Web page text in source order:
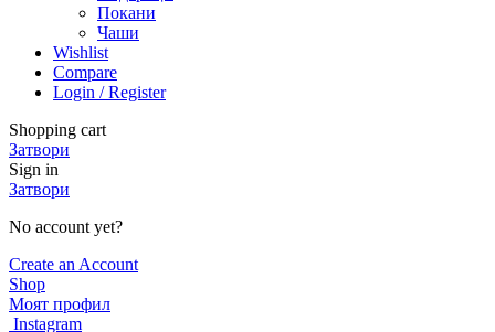
Покани
Чаши
Wishlist
Compare
Login / Register
Shopping cart
Затвори
Sign in
Затвори
No account yet?
Create an Account
Shop
Моят профил
Instagram